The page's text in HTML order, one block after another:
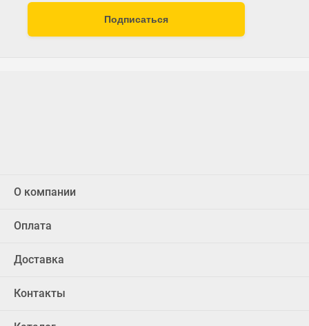
Подписаться
О компании
Оплата
Доставка
Контакты